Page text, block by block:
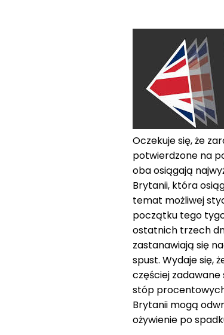
Oczekuje się, że
potwierdzone na
oba osiągają
Brytanii, która
temat możliwej
początku tego
ostatnich trzech
zastanawiają się
spust. Wydaje się,
częściej
stóp
Brytanii mogą
ożywienie po